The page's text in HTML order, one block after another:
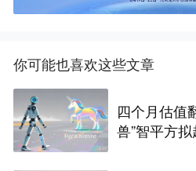
你可能也喜欢这些文章
四个月估值
兽”智平方